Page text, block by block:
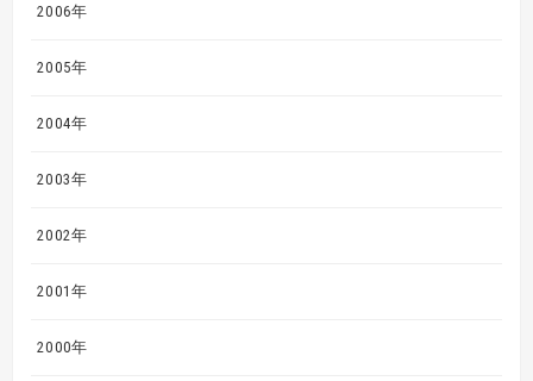
2006年
2005年
2004年
2003年
2002年
2001年
2000年